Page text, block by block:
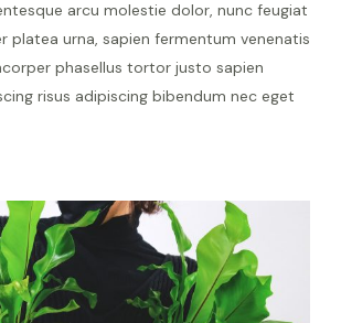
arcu molestie dolor, nunc feugiat
platea urna, sapien fermentum venenatis
phasellus tortor justo sapien
risus adipiscing bibendum nec eget